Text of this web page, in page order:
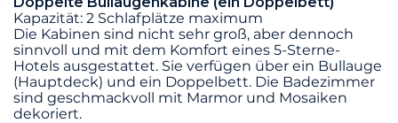
Kapazität: 2 Schlafplätze maximum
Die Kabinen sind nicht sehr groß, aber dennoch
sinnvoll und mit dem Komfort eines 5-Sterne-
Hotels ausgestattet. Sie verfügen über ein Bullauge
(Hauptdeck) und ein Doppelbett. Die Badezimmer
sind geschmackvoll mit Marmor und Mosaiken
dekoriert.